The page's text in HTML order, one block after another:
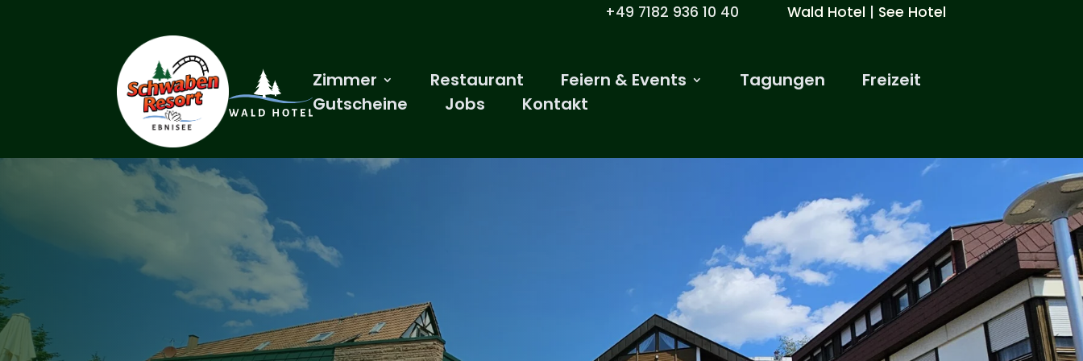
+49 7182 936 10 40 Wald Hotel | See Hotel
Zimmer Restaurant Feiern & Events Tagungen
Freizeit
Gutscheine
Jobs Kontakt